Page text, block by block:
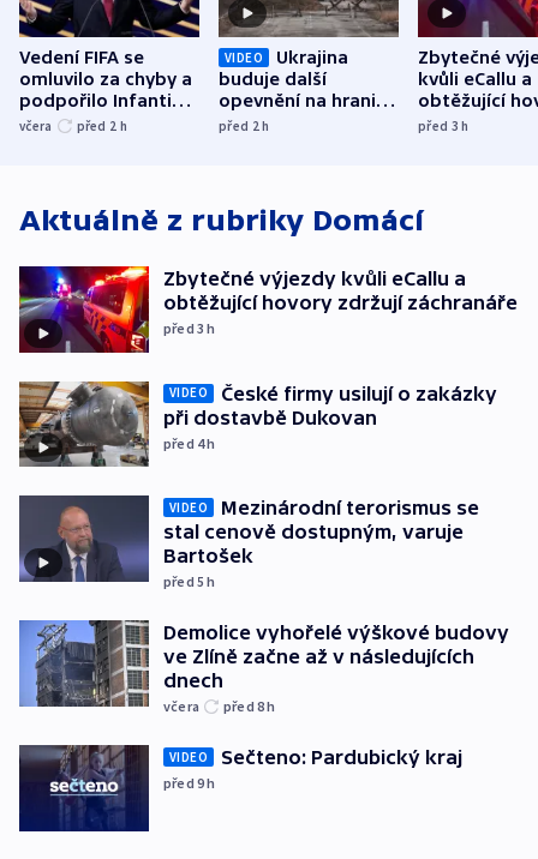
Vedení FIFA se
omluvilo za chyby a
podpořilo Infantina.
UEFA trvá na
včera před 2 h
VIDEO
Ukrajina
buduje další
opevnění na hranici
s Běloruskem
před 2h
Zbytečné
kvůli eCallu a
obtěžující
zdržují
před 3h
Aktuálně z rubriky Domácí
Zbytečné výjezdy kvůli eCallu a
obtěžující hovory zdržují záchranáře
před 3h
VIDEO
České firmy usilují o zakázky
při dostavbě Dukovan
před 4h
VIDEO
Mezinárodní terorismus se
stal cenově dostupným, varuje
Bartošek
před 5h
Demolice vyhořelé výškové budovy
ve Zlíně začne až v následujících
dnech
včera před 8h
VIDEO Sečteno: Pardubický kraj
před 9h